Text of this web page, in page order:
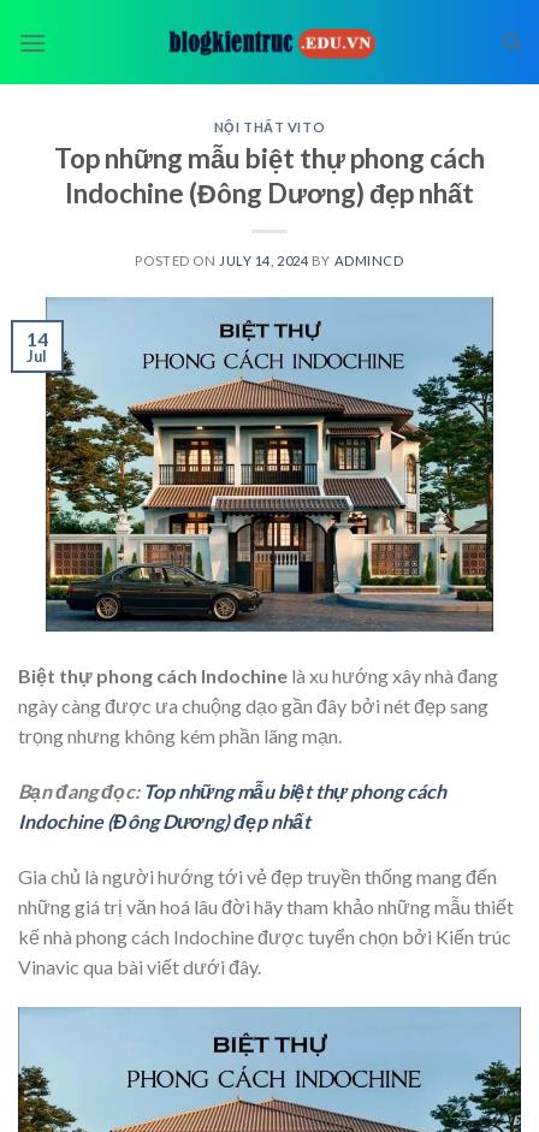
NỘI THẤT VITO
Top những mẫu biệt thự phong cách
Indochine (Đông Dương) đẹp nhất
POSTED ON JULY 14, 2024 BY ADMINCD
14
Jul
Biệt thự phong cách Indochine là xu hướng xây nhà đang
ngày càng được ưa chuộng dạo gần đây bởi nét đẹp sang
trọng nhưng không kém phần lãng mạn.
Bạn đang đọc: Top những mẫu biệt thự phong cách
Indochine (Đông Dương) đẹp nhất
Gia chủ là người hướng tới vẻ đẹp truyền thống mang đến
những giá trị văn hoá lâu đời hãy tham khảo những mẫu thiết
kế nhà phong cách Indochine được tuyển chọn bởi Kiến trúc
Vinavic qua bài viết dưới đây.